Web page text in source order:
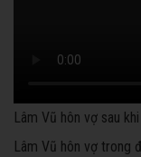
Lâm Vũ hôn vợ sau
Lâm Vũ hôn vợ trong